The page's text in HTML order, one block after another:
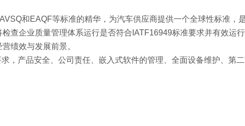
和EAQF等标准的精华，为汽车供应商提供一个全球性标准，
查企业质量管理体系运行是否符合IATF16949标准要求并有效运
绩效与发展前景。
，产品安全、公司责任、嵌入式软件的管理、全面设备维护、第